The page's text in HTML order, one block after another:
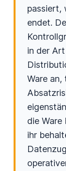
passiert,
endet.
in der
Ware
die Ware
ihr